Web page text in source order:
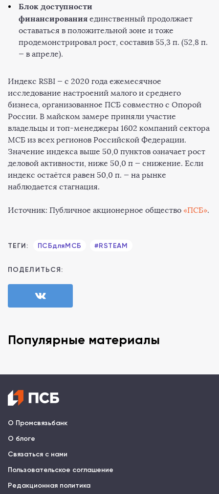
Блок доступности
финансирования единственный продолжает
оставаться в положительной зоне и тоже
продемонстрировал рост, составив 55,3 п. (52,8 п.
— в апреле).
Индекс RSBI — с 2020 года ежемесячное
исследование настроений малого и среднего
бизнеса, организованное ПСБ совместно с Опорой
России. В майском замере приняли участие
владельцы и топ-менеджеры 1602 компаний сектора
МСБ из всех регионов Российской Федерации.
Значение индекса выше 50,0 пунктов означает рост
деловой активности, ниже 50,0 п — снижение. Если
индекс остаётся равен 50,0 п. — на рынке
наблюдается стагнация.
Источник: Публичное акционерное общество «ПСБ».
ТЕГИ: ПСБдляМСБ #RSTEAM
ПОДЕЛИТЬСЯ:
Популярные материалы
О Промсвязьбанк
О блоге
Связаться с нами
Пользовательское соглашение
Редакционная политика